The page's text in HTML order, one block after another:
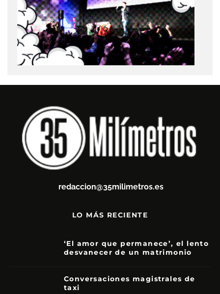
redaccion@35milimetros.es
LO MÁS RECIENTE
‘El amor que permanece’, el lento
desvanecer de un matrimonio
Conversaciones magistrales de
taxi